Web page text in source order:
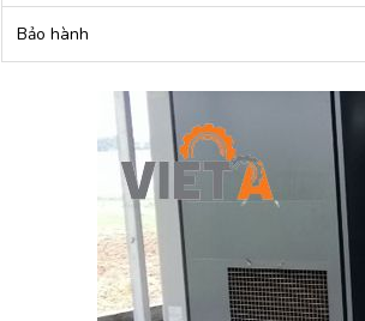
Bảo hành